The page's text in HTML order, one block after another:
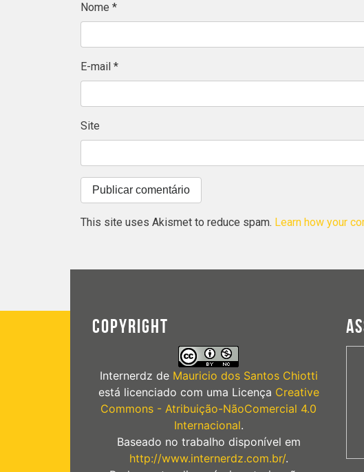
Nome *
E-mail *
Site
This site uses Akismet to reduce spam. Learn how your
COPYRIGHT
Internerdz de Mauricio dos Santos Chiotti
está licenciado com uma Licença Creative
Commons - Atribuição-NãoComercial 4.0
Internacional.
Baseado no trabalho disponível em
http://www.internerdz.com.br/.